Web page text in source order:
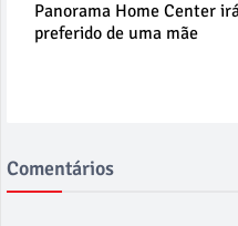
Panorama Home Center
preferido de uma mãe
Comentários